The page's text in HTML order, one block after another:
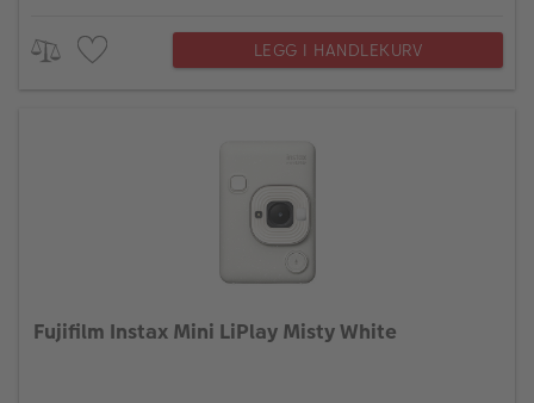
LEGG I HANDLEKURV
Fujifilm Instax Mini LiPlay Misty White